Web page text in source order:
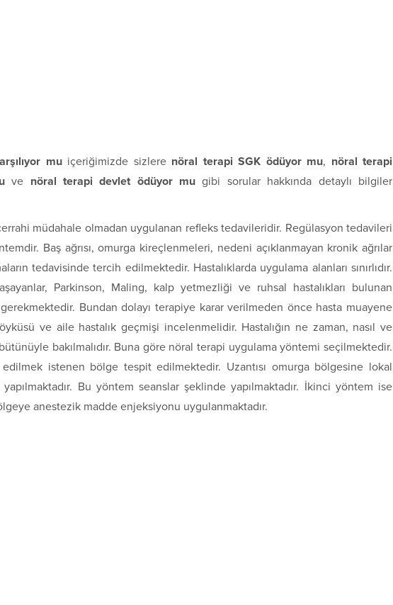
muiçeriğimizde sizlere nöral terapi SGK ödüyor mu, nöral terapi
ve nöral terapi devlet ödüyor mu gibi sorular hakkında detaylı bilgiler
müdahale olmadan uygulanan refleks tedavileridir. Regülasyon tedavileri
Baş ağrısı, omurga kireçlenmeleri, nedeni açıklanmayan kronik ağrılar
tedavisinde tercih edilmektedir. Hastalıklarda uygulama alanları sınırlıdır.
Parkinson, Maling, kalp yetmezliği ve ruhsal hastalıkları bulunan
gerekmektedir. Bundan dolayı terapiye karar verilmeden önce hasta muayene
ve aile hastalık geçmişi incelenmelidir. Hastalığın ne zaman, nasıl ve
bakılmalıdır. Buna göre nöral terapi uygulama yöntemi seçilmektedir.
istenen bölge tespit edilmektedir. Uzantısı omurga bölgesine lokal
Bu yöntem seanslar şeklinde yapılmaktadır. İkinci yöntem ise
anestezik madde enjeksiyonu uygulanmaktadır.